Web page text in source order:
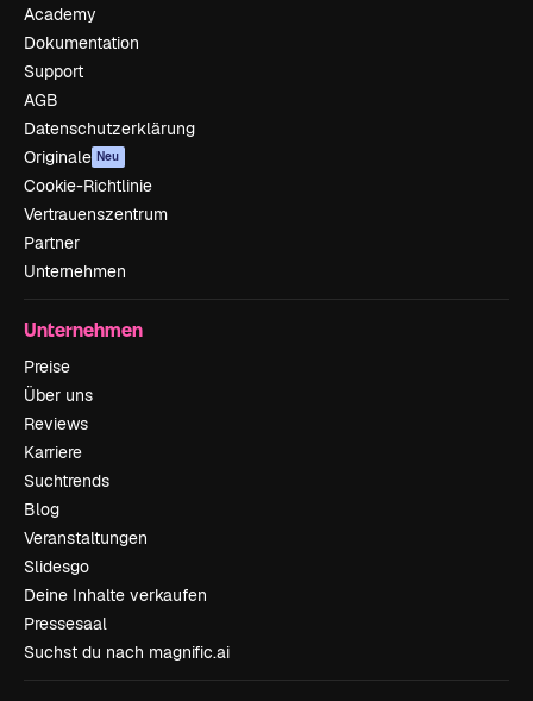
Academy
Dokumentation
Support
AGB
Datenschutzerklärung
Originale Neu
Cookie-Richtlinie
Vertrauenszentrum
Partner
Unternehmen
Unternehmen
Preise
Über uns
Reviews
Karriere
Suchtrends
Blog
Veranstaltungen
Slidesgo
Deine Inhalte verkaufen
Pressesaal
Suchst du nach magnific.ai